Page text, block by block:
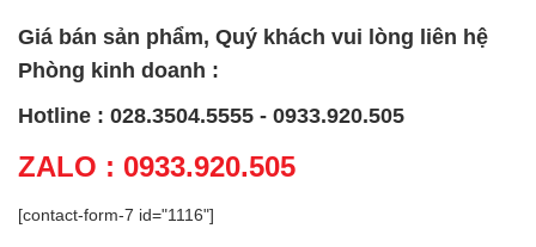
Giá bán sản phẩm, Quý khách vui lòng liên hệ
Phòng kinh doanh :
Hotline : 028.3504.5555 - 0933.920.505
ZALO : 0933.920.505
[contact-form-7 id="1116"]